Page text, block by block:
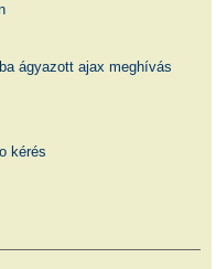
ágyazott ajax meghívás
kérés